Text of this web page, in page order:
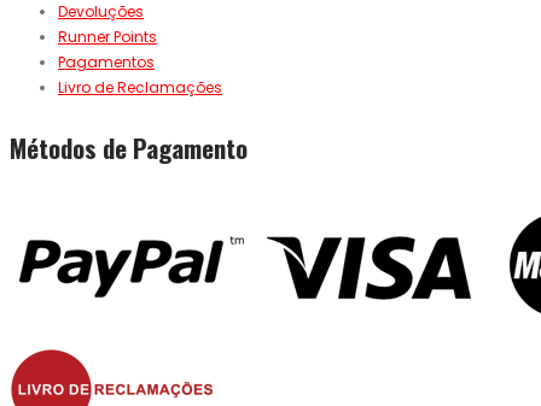
Devoluções
Runner Points
Pagamentos
Livro de Reclamações
Métodos de Pagamento